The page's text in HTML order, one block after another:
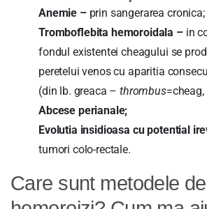
Anemie – prin sangerarea cronica;
Tromboflebita hemoroidala –in
fondul existentei cheagului se
peretelui venos cu aparitia
(din lb. greaca –thrombus=cheag,
Abcese perianale;
Evolutia insidioasa cu potential
tumori colo-rectale.
Care sunt metodele